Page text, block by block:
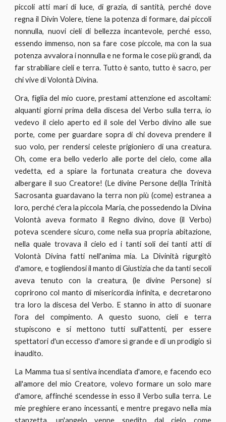
piccoli atti mari di luce, di grazia, di santità, perché dove
regna il Divin Volere, tiene la potenza di formare, dai piccoli
nonnulla, nuovi cieli di bellezza incantevole, perché esso,
essendo immenso, non sa fare cose piccole, ma con la sua
potenza avvalora i nonnulla e ne forma le cose più grandi, da
far strabiliare cieli e terra. Tutto è santo, tutto è sacro, per
chi vive di Volontà Divina.
Ora, figlia del mio cuore, prestami attenzione ed ascoltami:
alquanti giorni prima della discesa del Verbo sulla terra, io
vedevo il cielo aperto ed il sole del Verbo divino alle sue
porte, come per guardare sopra di chi doveva prendere il
suo volo, per rendersi celeste prigioniero di una creatura.
Oh, come era bello vederlo alle porte del cielo, come alla
vedetta, ed a spiare la fortunata creatura che doveva
albergare il suo Creatore! (Le divine Persone del)la Trinità
Sacrosanta guardavano la terra non più (come) estranea a
loro, perché c'era la piccola Maria, che possedendo la Divina
Volontà aveva formato il Regno divino, dove (il Verbo)
poteva scendere sicuro, come nella sua propria abitazione,
nella quale trovava il cielo ed i tanti soli dei tanti atti di
Volontà Divina fatti nell'anima mia. La Divinità rigurgitò
d'amore, e togliendosi il manto di Giustizia che da tanti secoli
aveva tenuto con la creatura, (le divine Persone) si
coprirono col manto di misericordia infinita, e decretarono
tra loro la discesa del Verbo. E stanno in atto di suonare
l'ora del compimento. A questo suono, cieli e terra
stupiscono e si mettono tutti sull'attenti, per essere
spettatori d'un eccesso d'amore sì grande e di un prodigio sì
inaudito.
La Mamma tua si sentiva incendiata d'amore, e facendo eco
all'amore del mio Creatore, volevo formare un solo mare
d'amore, affinché scendesse in esso il Verbo sulla terra. Le
mie preghiere erano incessanti, e mentre pregavo nella mia
stanzetta, un'angelo venne spedito dal cielo come